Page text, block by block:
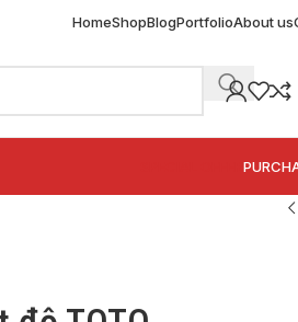
HomeShopBlogPortfolioAbout us